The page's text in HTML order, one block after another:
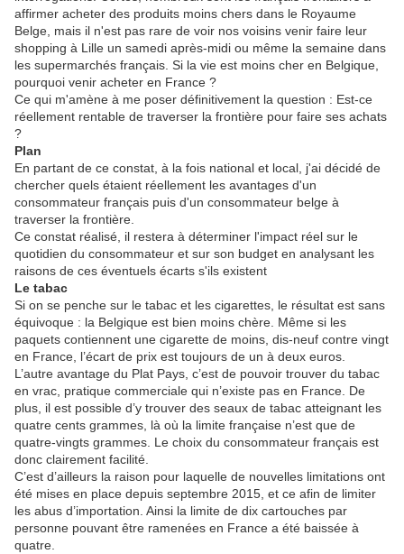
affirmer acheter des produits moins chers dans le Royaume
Belge, mais il n'est pas rare de voir nos voisins venir faire leur
shopping à Lille un samedi après-midi ou même la semaine dans
les supermarchés français. Si la vie est moins cher en Belgique,
pourquoi venir acheter en France ?
Ce qui m'amène à me poser définitivement la question : Est-ce
réellement rentable de traverser la frontière pour faire ses achats
?
Plan
En partant de ce constat, à la fois national et local, j'ai décidé de
chercher quels étaient réellement les avantages d'un
consommateur français puis d'un consommateur belge à
traverser la frontière.
Ce constat réalisé, il restera à déterminer l'impact réel sur le
quotidien du consommateur et sur son budget en analysant les
raisons de ces éventuels écarts s'ils existent
Le tabac
Si on se penche sur le tabac et les cigarettes, le résultat est sans
équivoque : la Belgique est bien moins chère. Même si les
paquets contiennent une cigarette de moins, dis-neuf contre vingt
en France, l’écart de prix est toujours de un à deux euros.
L’autre avantage du Plat Pays, c’est de pouvoir trouver du tabac
en vrac, pratique commerciale qui n’existe pas en France. De
plus, il est possible d’y trouver des seaux de tabac atteignant les
quatre cents grammes, là où la limite française n’est que de
quatre-vingts grammes. Le choix du consommateur français est
donc clairement facilité.
C’est d’ailleurs la raison pour laquelle de nouvelles limitations ont
été mises en place depuis septembre 2015, et ce afin de limiter
les abus d’importation. Ainsi la limite de dix cartouches par
personne pouvant être ramenées en France a été baissée à
quatre.